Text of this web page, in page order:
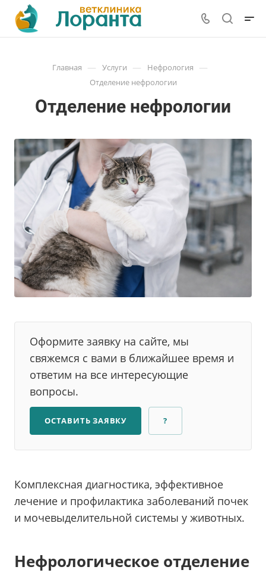
Главная — Услуги — Нефрология —
Отделение нефрологии
Отделение нефрологии
Оформите заявку на сайте, мы
свяжемся с вами в ближайшее время и
ответим на все интересующие
вопросы.
ОСТАВИТЬ ЗАЯВКУ ?
Комплексная диагностика, эффективное
лечение и профилактика заболеваний почек
и мочевыделительной системы у животных.
Нефрологическое отделение